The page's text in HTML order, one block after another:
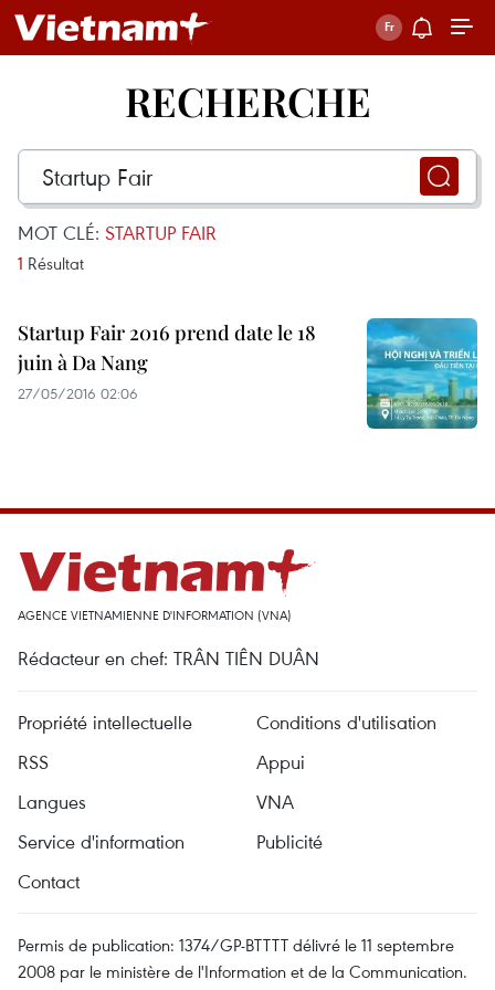
RECHERCHE
MOT CLÉ: STARTUP FAIR
1 Résultat
Startup Fair 2016 prend date le 18
juin à Da Nang
27/05/2016 02:06
AGENCE VIETNAMIENNE D'INFORMATION (VNA)
Rédacteur en chef: TRÂN TIÊN DUÂN
Propriété intellectuelle
Conditions d'utilisation
RSS
Appui
Langues
VNA
Service d'information
Publicité
Contact
Permis de publication: 1374/GP-BTTTT délivré le 11 septembre
2008 par le ministère de l'Information et de la Communication.